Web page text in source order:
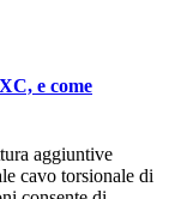
e come
aggiuntive
cavo torsionale di